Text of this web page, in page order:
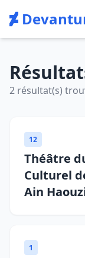
2 résultat(s)
12
Théâtre
Culturel
Ain
1